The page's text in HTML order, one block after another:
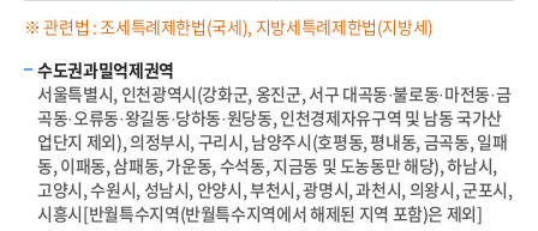
※ 관련법 : 조세특례제한법(국세), 지방세특례제한법(지방세)
수도권과밀억제권역
서울특별시, 인천광역시(강화군, 옹진군, 서구 대곡동·불로동·마전동·금
곡동·오류동·왕길동·당하동·원당동, 인천경제자유구역 및 남동 국가산
업단지 제외), 의정부시, 구리시, 남양주시(호평동, 평내동, 금곡동, 일패
동, 이패동, 삼패동, 가운동, 수석동, 지금동 및 도농동만 해당), 하남시,
고양시, 수원시, 성남시, 안양시, 부천시, 광명시, 과천시, 의왕시, 군포시,
시흥시[반월특수지역(반월특수지역에서 해제된 지역 포함)은 제외]